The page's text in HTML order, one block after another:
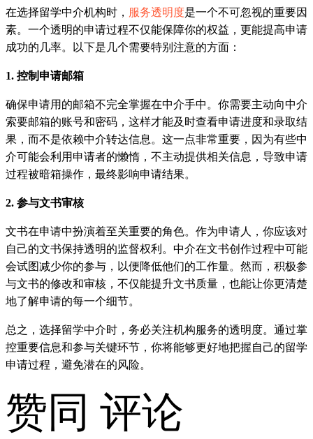
在选择留学中介机构时， 服务透明度是一个不可忽视的重要因
素。一个透明的申请过程不仅能保障你的权益，更能提高申请
成功的几率。以下是几个需要特别注意的方面：
1. 控制申请邮箱
确保申请用的邮箱不完全掌握在中介手中。你需要主动向中介
索要邮箱的账号和密码，这样才能及时查看申请进度和录取结
果，而不是依赖中介转达信息。这一点非常重要，因为有些中
介可能会利用申请者的懒惰，不主动提供相关信息，导致申请
过程被暗箱操作，最终影响申请结果。
2. 参与文书审核
文书在申请中扮演着至关重要的角色。作为申请人，你应该对
自己的文书保持透明的监督权利。中介在文书创作过程中可能
会试图减少你的参与，以便降低他们的工作量。然而，积极参
与文书的修改和审核，不仅能提升文书质量，也能让你更清楚
地了解申请的每一个细节。
总之，选择留学中介时，务必关注机构服务的透明度。通过掌
控重要信息和参与关键环节，你将能够更好地把握自己的留学
申请过程，避免潜在的风险。
赞同 评论